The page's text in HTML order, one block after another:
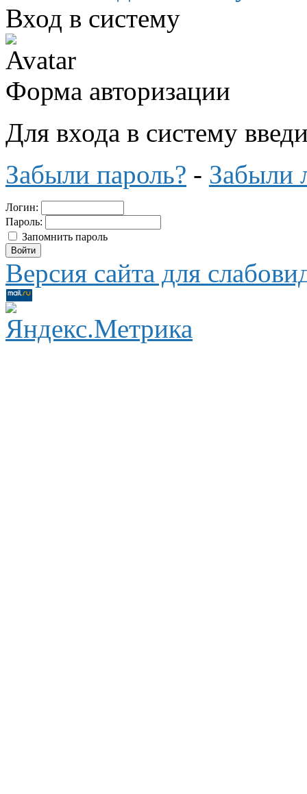
Вход в систему
Форма авторизации
Для входа в систему
Забыли пароль? - Забыли
Логин:
Пароль:
Запомнить пароль
Версия сайта для